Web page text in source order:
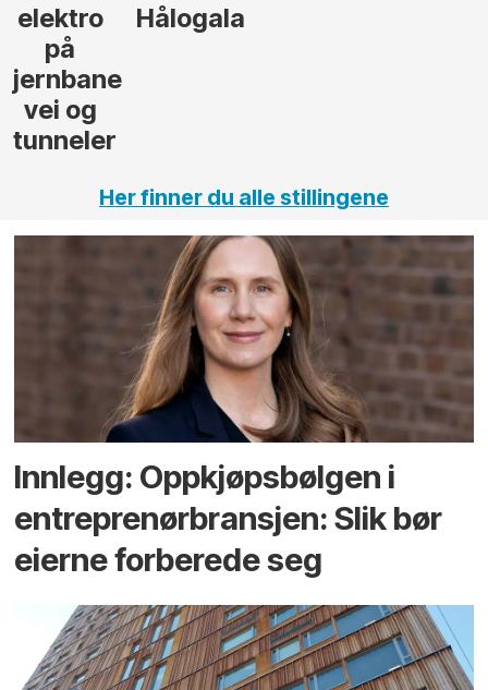
Her finner du alle stillingene
Innlegg: Oppkjøps­bølgen i
entreprenør­bransjen: Slik bør
eierne forberede seg